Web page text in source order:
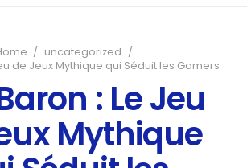
/ uncategorized /
de Jeux Mythique qui Séduit les Gamers
: Le Jeu
Mythique